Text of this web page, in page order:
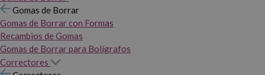
Gomas de Borrar
Gomas de Borrar con Formas
Recambios de Gomas
Gomas de Borrar para Bolígrafos
Correctores